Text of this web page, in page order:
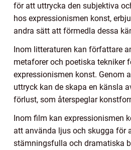
för att uttrycka den subjektiva
hos expressionismen konst,
andra sätt att förmedla dessa
Inom litteraturen kan författare
metaforer och poetiska tekniker
expressionismen konst. Genom
uttryck kan de skapa en känsla
förlust, som återspeglar
Inom film kan expressionismen
att använda ljus och skugga för
stämningsfulla och dramatiska